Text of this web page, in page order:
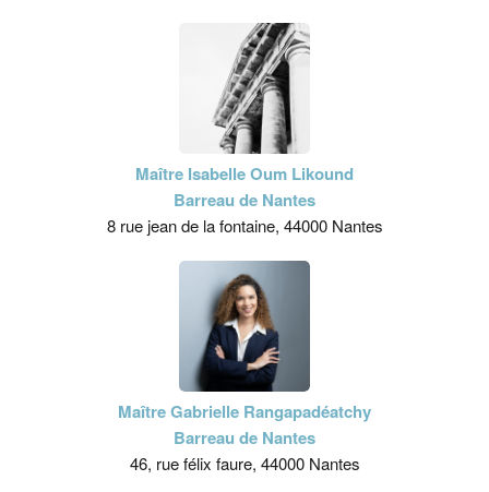
Maître Isabelle Oum Likound
Barreau de Nantes
8 rue jean de la fontaine, 44000 Nantes
Maître Gabrielle Rangapadéatchy
Barreau de Nantes
46, rue félix faure, 44000 Nantes